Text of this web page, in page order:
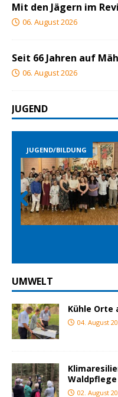
Mit den Jägern im
06. August 2026
Seit 66 Jahren auf
06. August 2026
JUGEND
JUGEND/BILDUNG
Prev
ious
UMWELT
Kühle Orte
04. August
Waldpflege
02. August